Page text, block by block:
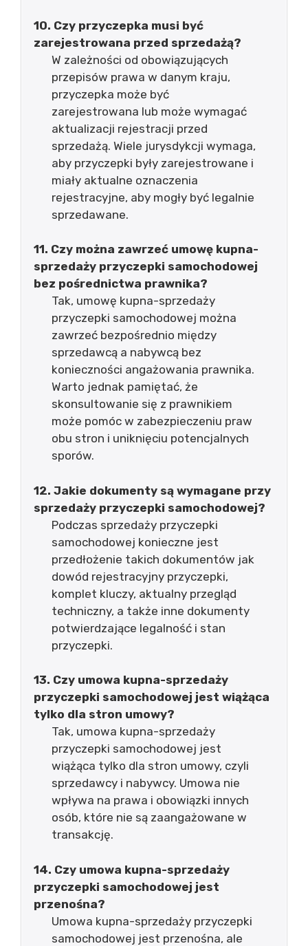
10. Czy przyczepka musi być
zarejestrowana przed sprzedażą?
W zależności od obowiązujących
przepisów prawa w danym kraju,
przyczepka może być
zarejestrowana lub może wymagać
aktualizacji rejestracji przed
sprzedażą. Wiele jurysdykcji wymaga,
aby przyczepki były zarejestrowane i
miały aktualne oznaczenia
rejestracyjne, aby mogły być legalnie
sprzedawane.
11. Czy można zawrzeć umowę kupna-
sprzedaży przyczepki samochodowej
bez pośrednictwa prawnika?
Tak, umowę kupna-sprzedaży
przyczepki samochodowej można
zawrzeć bezpośrednio między
sprzedawcą a nabywcą bez
konieczności angażowania prawnika.
Warto jednak pamiętać, że
skonsultowanie się z prawnikiem
może pomóc w zabezpieczeniu praw
obu stron i uniknięciu potencjalnych
sporów.
12. Jakie dokumenty są wymagane przy
sprzedaży przyczepki samochodowej?
Podczas sprzedaży przyczepki
samochodowej konieczne jest
przedłożenie takich dokumentów jak
dowód rejestracyjny przyczepki,
komplet kluczy, aktualny przegląd
techniczny, a także inne dokumenty
potwierdzające legalność i stan
przyczepki.
13. Czy umowa kupna-sprzedaży
przyczepki samochodowej jest wiążąca
tylko dla stron umowy?
Tak, umowa kupna-sprzedaży
przyczepki samochodowej jest
wiążąca tylko dla stron umowy, czyli
sprzedawcy i nabywcy. Umowa nie
wpływa na prawa i obowiązki innych
osób, które nie są zaangażowane w
transakcję.
14. Czy umowa kupna-sprzedaży
przyczepki samochodowej jest
przenośna?
Umowa kupna-sprzedaży przyczepki
samochodowej jest przenośna, ale